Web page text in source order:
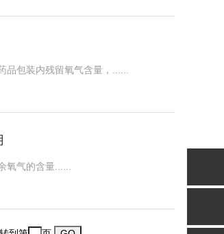
包装内残留氧气含量，......
气的含量......